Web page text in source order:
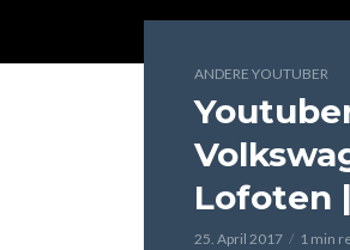
ANDERE YOUTUBER
Lofoten
25. April 2017 1 min